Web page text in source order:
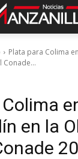
Plata para Colima
Conade...
en la